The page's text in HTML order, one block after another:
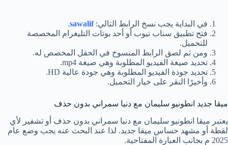
في البداية يجب نسخ الرابط التالي:sawalif
.
فتح تطبيق سناب تيوب أو أحد بوتات التليغرام المخصصة
للتحميل.
ومن ثم لصق الرابط المنسوخ في الحقل المخصص له.
تحديد صيغة الفيديو المطلوبة وهي صيغة mp4.
تحديد جودة الفيديو المطلوبة وهي جودة عالية HD.
وأخيرًا النقر على خيار التحميل.
ميقا جديد انطونيو سليمان مع دنيا سمراني بدون حذف
يعتبر ميقا انطونيو سليمان مع دنيا سمراني بدون حذف أو تشفير لأي
لقطة أو مشهد حساس ميقا جديد. لذا عند البحث عنه يجب وضع عام
2025 م بجانب العبارة المفتاحية.